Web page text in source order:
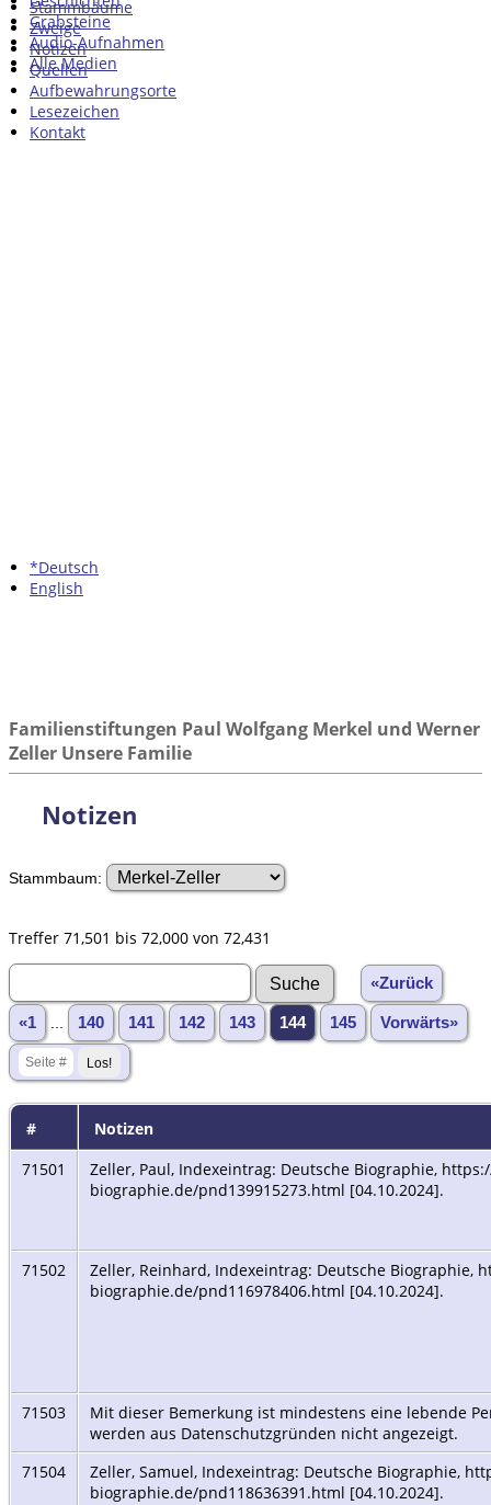
Grabsteine
Audio-Aufnahmen
Alle Medien
Stammbäume
Zweige
Notizen
Quellen
Aufbewahrungsorte
Lesezeichen
Kontakt
*Deutsch
English
Familienstiftungen Paul Wolfgang Merkel und Werner
Zeller Unsere Familie
Notizen
Stammbaum:
Treffer 71,501 bis 72,000 von 72,431
«Zurück
«1 ... 140 141 142 143 144 145 Vorwärts»
#
Notizen
71501
Zeller, Paul, Indexeintrag: Deutsche Biographie,
biographie.de/pnd139915273.html [04.10.2024].
71502
Zeller, Reinhard, Indexeintrag: Deutsche Biographie,
biographie.de/pnd116978406.html [04.10.2024].
71503
Mit dieser Bemerkung ist mindestens eine lebende
werden aus Datenschutzgründen nicht angezeigt.
71504
Zeller, Samuel, Indexeintrag: Deutsche Biographie,
biographie.de/pnd118636391.html [04.10.2024].